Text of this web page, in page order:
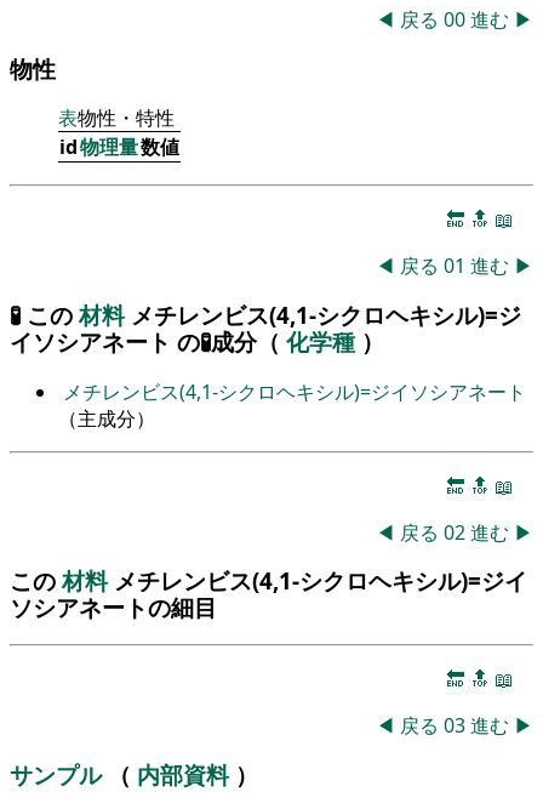
◀ 戻る 00進む ▶
物性
表物性・特性
id物理量数値
🔚 🔝 📖
◀ 戻る 01 進む ▶
🧪 この材料 メチレンビス(4,1-シクロヘキシル)=ジ
イソシアネート の🧪成分（ 化学種 ）
メチレンビス(4,1-シクロヘキシル)=ジイソシアネート
（主成分）
🔚 🔝 📖
◀ 戻る 02進む ▶
この材料 メチレンビス(4,1-シクロヘキシル)=ジイ
ソシアネートの細目
🔚 🔝 📖
◀ 戻る 03進む ▶
サンプル （ 内部資料 ）